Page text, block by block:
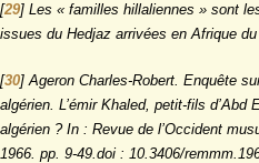
[29] Les « familles hillaliennes » sont
issues du Hedjaz arrivées en Afrique
[30] Ageron Charles-Robert. Enquête
algérien. L’émir Khaled, petit-fils
algérien ? In : Revue de l’Occident
1966. pp. 9-49.doi : 10.3406/